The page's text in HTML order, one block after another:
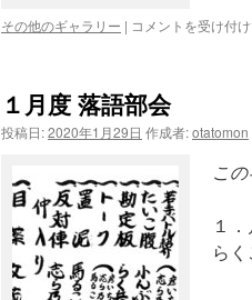
催
その他のギャラリー | 落
YouTube
落
語
お
知
ら
せ
は
コメントを受け付
１月度 落語部会
投稿日:2020年1月29日 作成者:otatomon
こ
１
ら